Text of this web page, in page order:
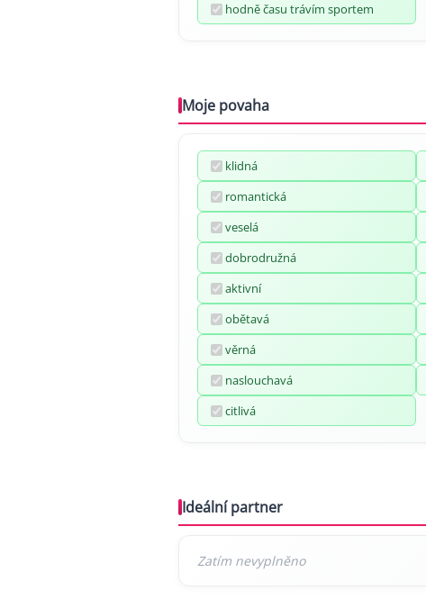
hodně času trávím sportem
Moje povaha
klidná
romantická
veselá
dobrodružná
aktivní
obětavá
věrná
naslouchavá
citlivá
Ideální partner